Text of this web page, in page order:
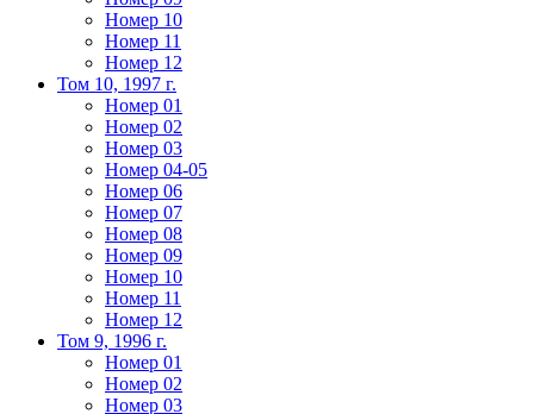
Номер 10
Номер 11
Номер 12
Том 10, 1997 г.
Номер 01
Номер 02
Номер 03
Номер 04-05
Номер 06
Номер 07
Номер 08
Номер 09
Номер 10
Номер 11
Номер 12
Том 9, 1996 г.
Номер 01
Номер 02
Номер 03